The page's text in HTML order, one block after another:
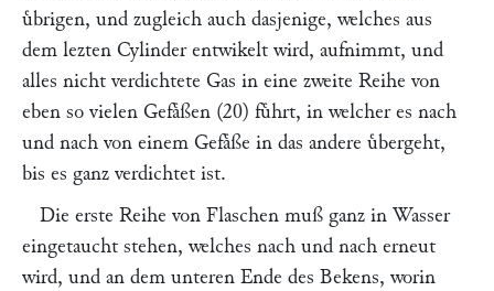
uͤbrigen, und zugleich auch dasjenige, welches aus
dem lezten Cylinder entwikelt wird, aufnimmt, und
alles nicht verdichtete Gas in eine zweite Reihe von
eben so vielen Gefaͤßen (20) fuͤhrt, in welcher es nach
und nach von einem Gefaͤße in das andere uͤbergeht,
bis es ganz verdichtet ist.
Die erste Reihe von Flaschen muß ganz in Wasser
eingetaucht stehen, welches nach und nach erneut
wird, und an dem unteren Ende des Bekens, worin